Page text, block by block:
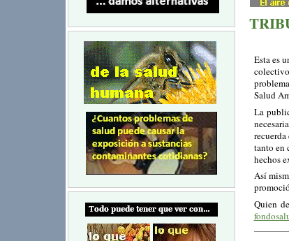
Esta es
Salud
La
tanto en
hechos
Así
Quien